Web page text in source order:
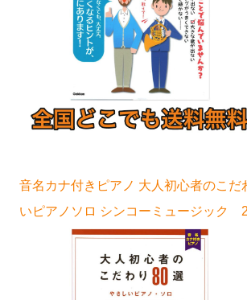
音名カナ付きピアノ 大人初心者のこだ
いピアノソロ シンコーミュージック